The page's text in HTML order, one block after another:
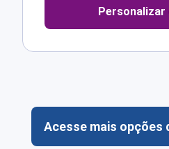
Acesse mais opções